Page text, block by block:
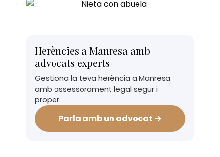
Herències a Manresa amb
advocats experts
Gestiona la teva herència a Manresa
amb assessorament legal segur i
proper.
Parla amb un advocat →